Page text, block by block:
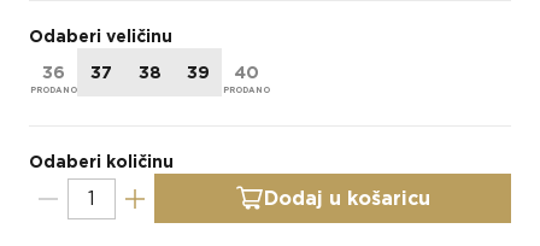
Odaberi veličinu
36
37 38 39 40
Odaberi količinu
Dodaj u košaricu